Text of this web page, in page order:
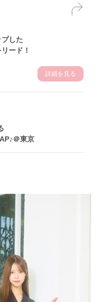
した
ード！
詳細を見る
＠東京